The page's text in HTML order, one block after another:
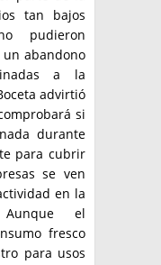
tan bajos
pudieron
abandono
a la
advirtió
si
durante
para cubrir
se ven
en la
Aunque el
fresco
para usos